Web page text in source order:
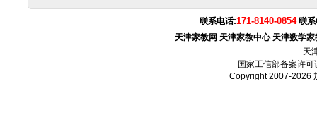
联系电话:171-8140-0854 联
天津家教网 天津家教中心 天津数学家
天
国家工信部备案许可
Copyright 2007-2026